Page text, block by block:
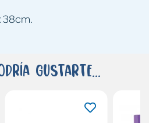
38cm.
gustarte...